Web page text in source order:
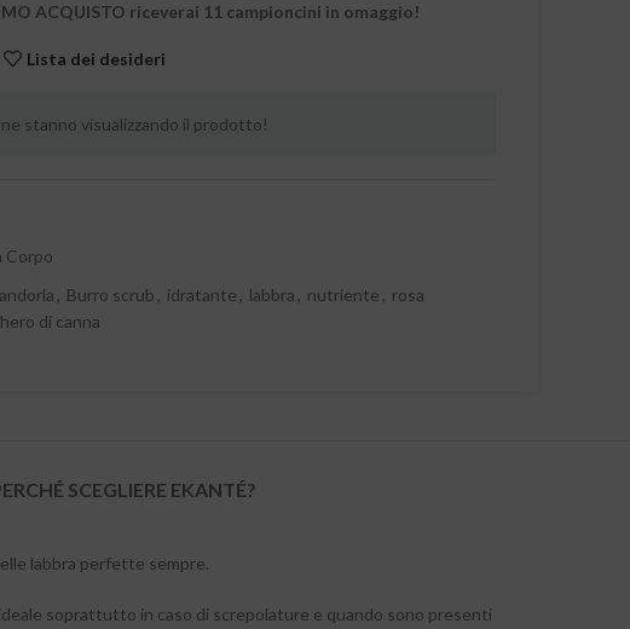
ACQUISTO riceverai 11 campioncini in omaggio!
Lista dei desideri
stanno visualizzando il prodotto!
Corpo
, Burro scrub , idratante , labbra , nutriente , rosa
di canna
SCEGLIERE EKANTÉ?
labbra perfette sempre.
soprattutto in caso di screpolature e quando sono presenti